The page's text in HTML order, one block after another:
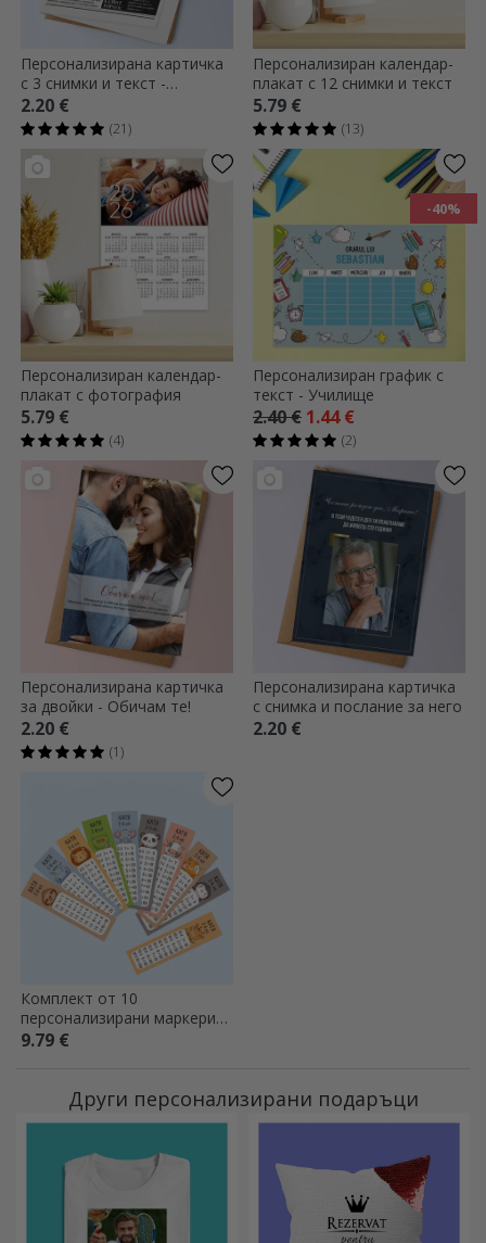
Персонализирана картичка
с 3 снимки и текст -
Пенсиониране
2.20 €
(21)
Персонализиран календар-
плакат с 12 снимки и текст
5.79 €
(13)
Персонализиран календар-
плакат с фотография
5.79 €
(4)
-40%
Персонализиран график с
текст - Училище
2.40 € 1.44 €
(2)
Персонализирана картичка
за двойки - Обичам те!
2.20 €
(1)
Персонализирана картичка
с снимка и послание за него
2.20 €
Комплект от 10
персонализирани маркери
за книги с текст - Таблица
9.79 €
Други персонализирани подаръци